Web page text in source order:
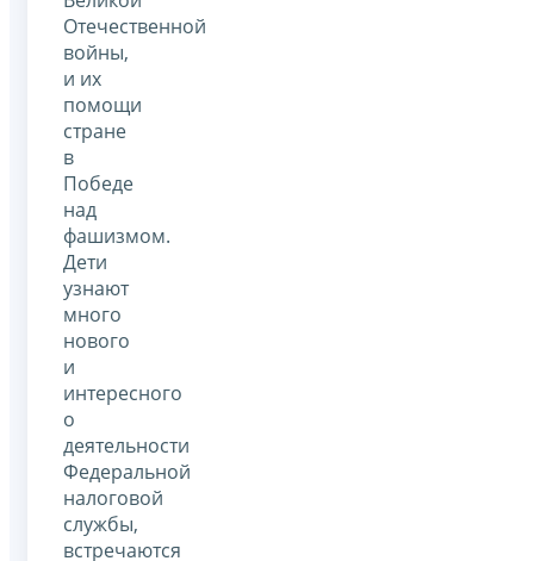
Отечественной
войны,
и их
помощи
стране
в
Победе
над
фашизмом.
Дети
узнают
много
нового
и
интересного
о
деятельности
Федеральной
налоговой
службы,
встречаются